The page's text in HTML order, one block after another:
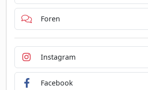
Foren
Instagram
Facebook